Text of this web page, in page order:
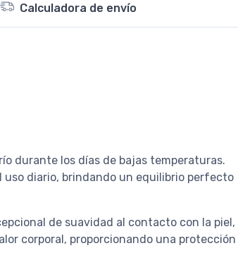
Calculadora de envío
durante los días de bajas temperaturas.
diario, brindando un equilibrio perfecto
de suavidad al contacto con la piel,
corporal, proporcionando una protección